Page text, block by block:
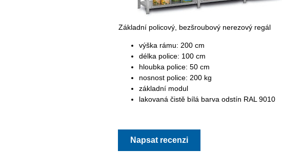
Základní policový, bezšroubový nerezový regál
výška rámu: 200 cm
délka police: 100 cm
hloubka police: 50 cm
nosnost police: 200 kg
základní modul
lakovaná čistě bílá barva odstín RAL 9010
Napsat recenzi